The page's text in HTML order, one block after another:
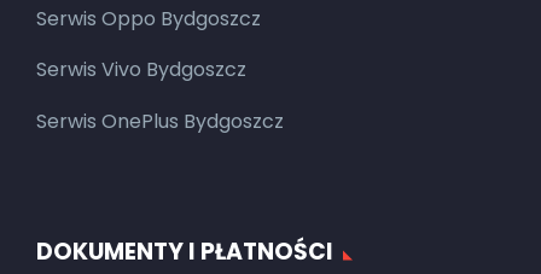
Serwis Oppo Bydgoszcz
Serwis Vivo Bydgoszcz
Serwis OnePlus Bydgoszcz
DOKUMENTY I PŁATNOŚCI